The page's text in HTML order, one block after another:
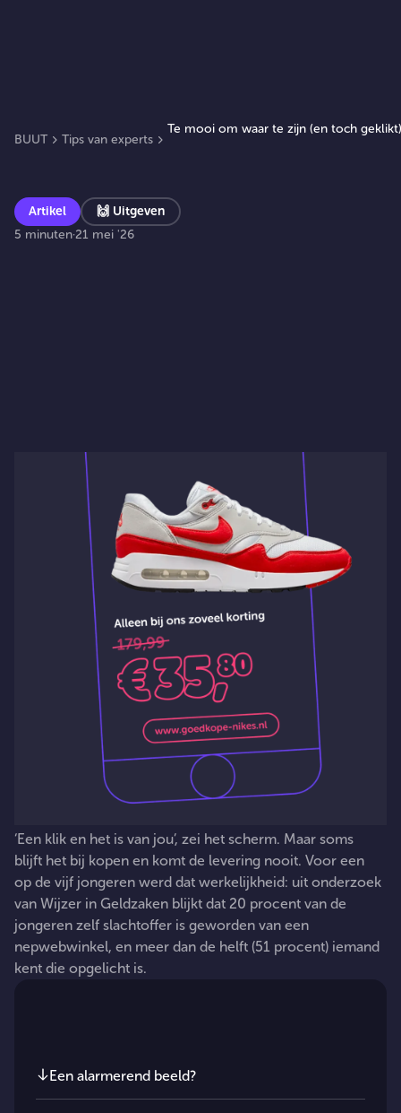
BUUT Tips van experts
Te mooi om waar te zijn (en toch
Artikel 🙌 Uitgeven
5 minuten·21 mei '26
‘Een klik en het is van jou’, zei het scherm. Maar soms
blijft het bij kopen en komt de levering nooit. Voor een
op de vijf jongeren werd dat werkelijkheid: uit onderzoek
van Wijzer in Geldzaken blijkt dat 20 procent van de
jongeren zelf slachtoffer is geworden van een
nepwebwinkel, en meer dan de helft (51 procent) iemand
kent die opgelicht is.
In dit artikel
Een alarmerend beeld?